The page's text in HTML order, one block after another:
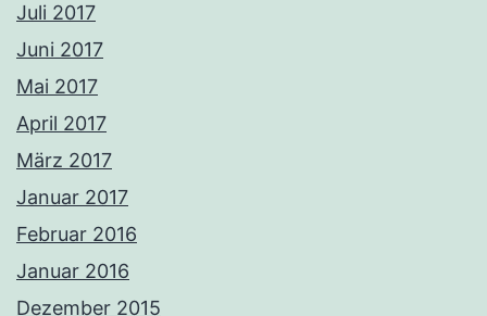
Juli 2017
Juni 2017
Mai 2017
April 2017
März 2017
Januar 2017
Februar 2016
Januar 2016
Dezember 2015